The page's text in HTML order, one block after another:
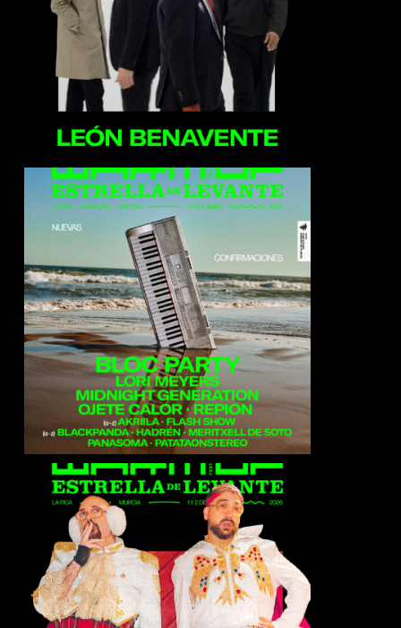
León Benavente
Midnight Generation
Ojete Calor